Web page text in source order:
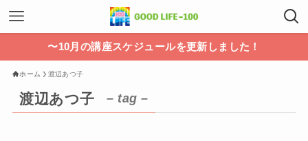
〜10月の講座スケジュールを更新しました！
ホーム 渡辺あつ子
渡辺あつ子 – tag –